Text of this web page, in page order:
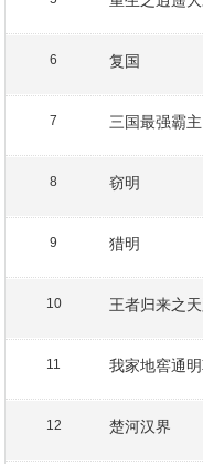
6 复国
7 三国最强霸主
8 窃明
9 猎明
10 王者归来之
11 我家地窖通
12 楚河汉界